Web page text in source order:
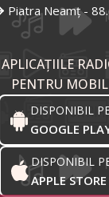
Piatra Neamț -
APLICAȚIILE
PENTRU MOBIL
DISPONIBIL
GOOGLE
DISPONIBIL
APPLE STORE